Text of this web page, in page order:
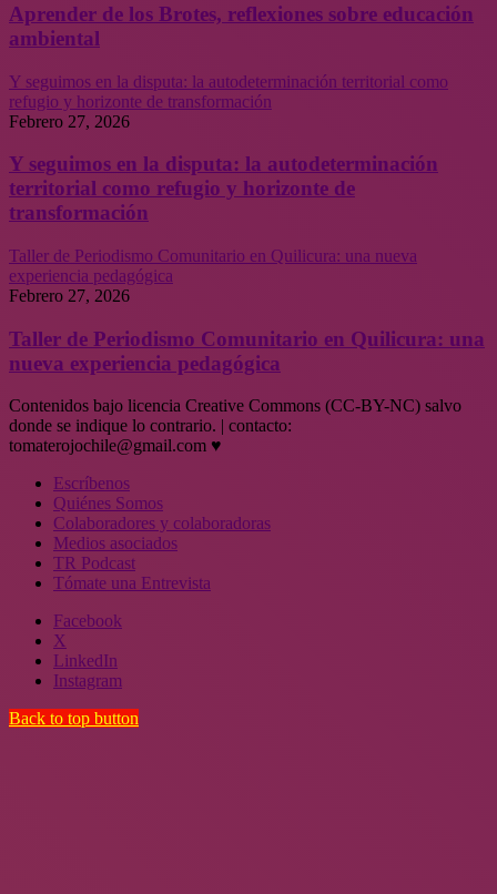
Aprender de los Brotes, reflexiones sobre educación
ambiental
Y seguimos en la disputa: la autodeterminación territorial como
refugio y horizonte de transformación
Febrero 27, 2026
Y seguimos en la disputa: la autodeterminación
territorial como refugio y horizonte de
transformación
Taller de Periodismo Comunitario en Quilicura: una nueva
experiencia pedagógica
Febrero 27, 2026
Taller de Periodismo Comunitario en Quilicura: una
nueva experiencia pedagógica
Contenidos bajo licencia Creative Commons (CC-BY-NC) salvo
donde se indique lo contrario. | contacto:
tomaterojochile@gmail.com ♥
Escríbenos
Quiénes Somos
Colaboradores y colaboradoras
Medios asociados
TR Podcast
Tómate una Entrevista
Facebook
X
LinkedIn
Instagram
Back to top button